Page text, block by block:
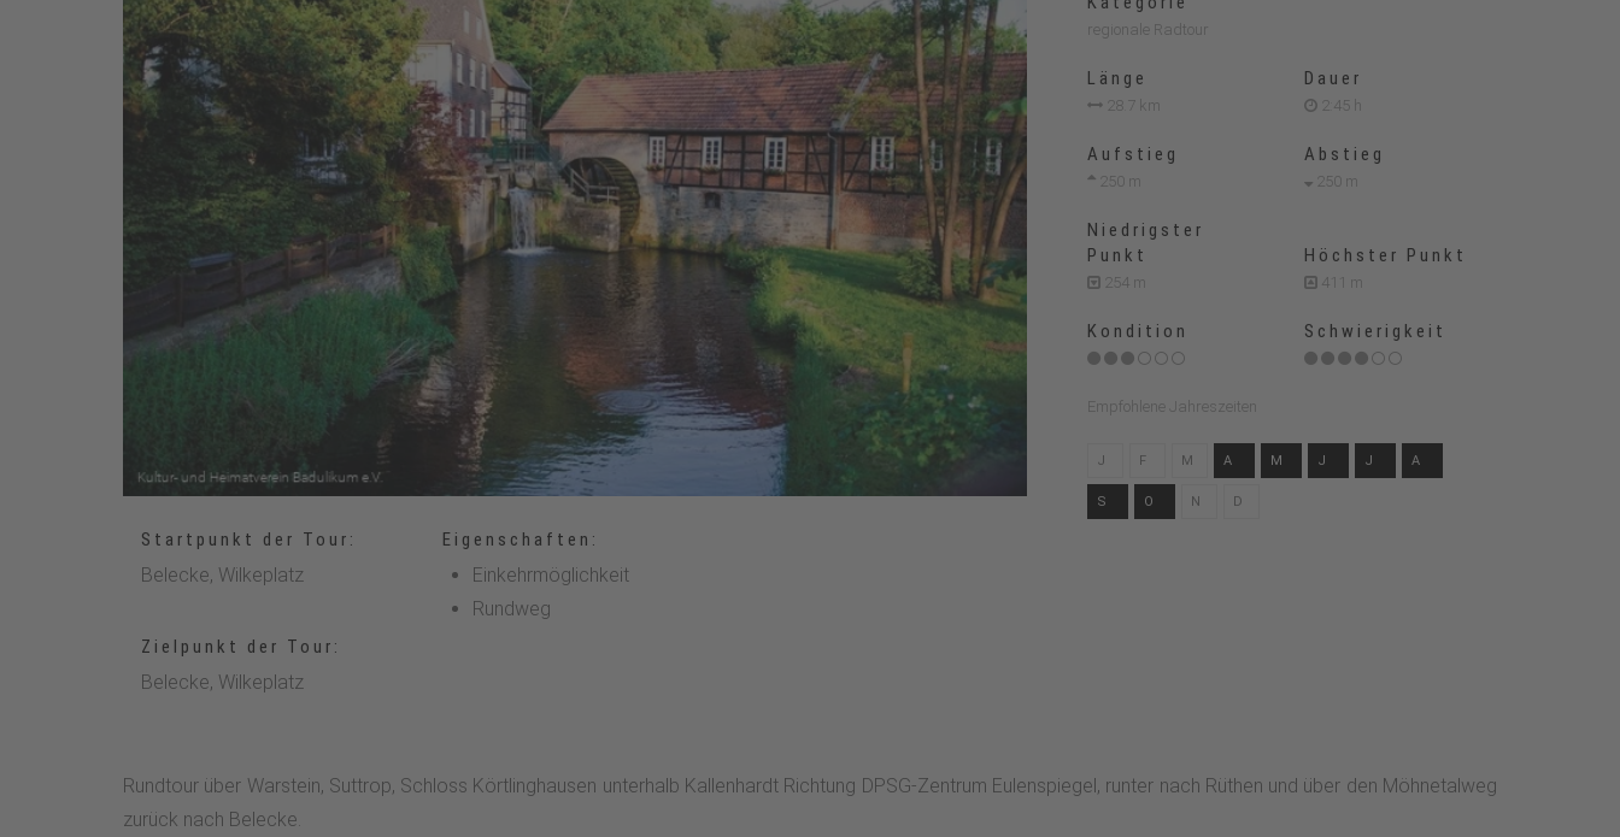
Startpunkt der Tour:
Belecke, Wilkeplatz
Zielpunkt der Tour:
Belecke, Wilkeplatz
Eigenschaften:
Einkehrmöglichkeit
Rundweg
regionale Radtour
Länge
28.7 km
Dauer
2:45 h
Aufstieg
250 m
Abstieg
250 m
Niedrigster
Punkt
254 m
Höchster Punkt
411 m
Kondition Schwierigkeit
Empfohlene Jahreszeiten
J F M A M J J A
S O N D
Rundtour über Warstein, Suttrop, Schloss Körtlinghausen unterhalb Kallenhardt Richtung DPSG-Zentrum Eulenspiegel, runter nach Rüthen und über den Möhnetalweg
zurück nach Belecke.